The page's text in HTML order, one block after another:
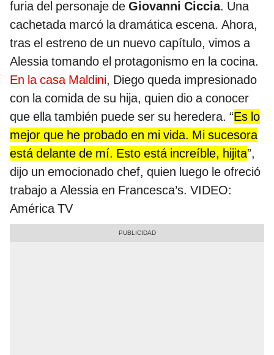
furia del personaje de Giovanni Ciccia. Una
cachetada marcó la dramática escena. Ahora,
tras el estreno de un nuevo capítulo, vimos a
Alessia tomando el protagonismo en la cocina.
En la casa Maldini, Diego queda impresionado
con la comida de su hija, quien dio a conocer
que ella también puede ser su heredera. “Es lo
mejor que he probado en mi vida. Mi sucesora
está delante de mí. Esto está increíble, hijita”,
dijo un emocionado chef, quien luego le ofreció
trabajo a Alessia en Francesca’s. VIDEO:
América TV